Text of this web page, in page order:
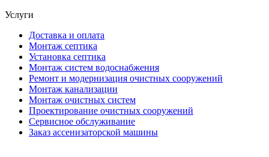
Услуги
Доставка и оплата
Монтаж септика
Установка септика
Монтаж систем водоснабжения
Ремонт и модернизация очистных сооружений
Монтаж канализации
Монтаж очистных систем
Проектирование очистных сооружений
Сервисное обслуживание
Заказ ассенизаторской машины